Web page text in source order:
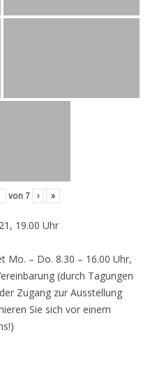
von 7 › »
19.00 Uhr
Mo. – Do. 8.30 – 16.00 Uhr,
(durch Tagungen
Zugang zur Ausstellung
Sie sich vor einem